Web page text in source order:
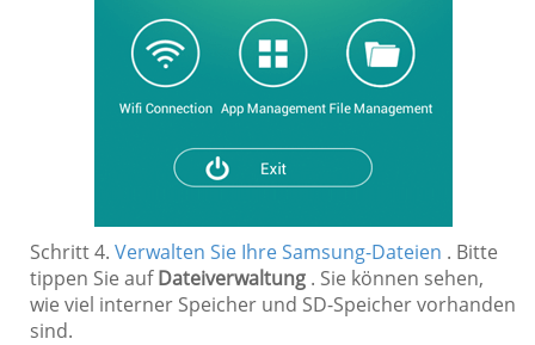
Schritt 4. Verwalten Sie Ihre Samsung-Dateien . Bitte
tippen Sie aufDateiverwaltung . Sie können sehen,
wie viel interner Speicher und SD-Speicher vorhanden
sind.